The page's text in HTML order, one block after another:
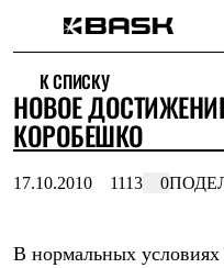
Интернет-магазин
Мужская одежда
Утепленная пухом
Куртки
Жилеты
Куртки
К СПИСКУ
НОВОЕ
КОРОБЕШКО
17.10.2010 1113 0
В нормальных